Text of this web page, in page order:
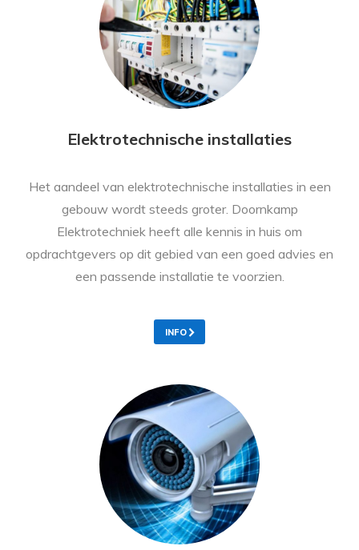
Elektrotechnische installaties
Het aandeel van elektrotechnische installaties in een
gebouw wordt steeds groter. Doornkamp
Elektrotechniek heeft alle kennis in huis om
opdrachtgevers op dit gebied van een goed advies en
een passende installatie te voorzien.
INFO